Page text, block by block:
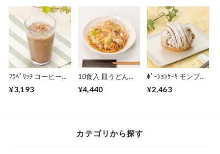
凍】
ﾌﾗﾍﾟﾘｯﾁ コーヒー
100g×18食
【30400084】【冷
¥3,193
10食入 皿うどん
【10020196】【冷
凍】
¥4,440
ﾎﾟｰｼｮﾝｹｰｷ モンブラ
ン 約85g×6個
【20030049】【冷
¥2,463
カテゴリから探す